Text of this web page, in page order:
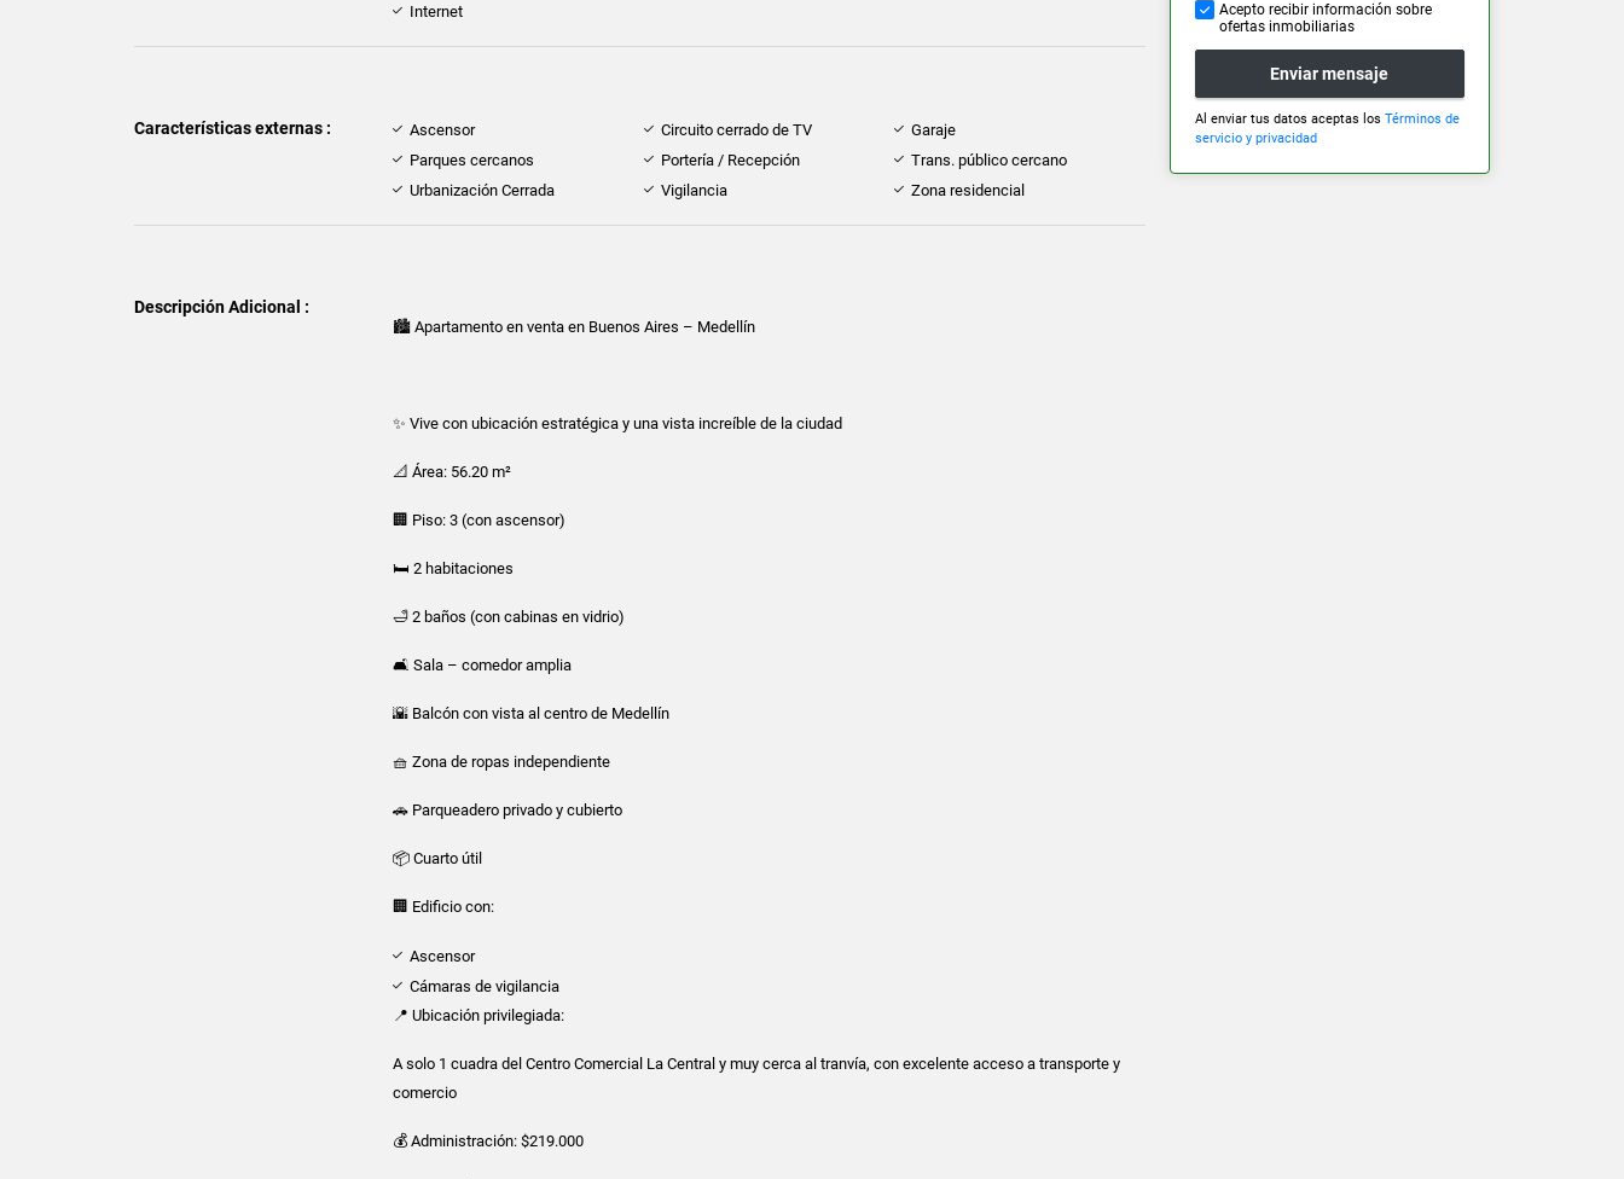
Internet
Características externas : Ascensor Circuito cerrado de TV
Garaje
Parques cercanos
Portería / Recepción
Trans. público cercano
Urbanización Cerrada
Vigilancia Zona residencial
Descripción Adicional :
🏙️ Apartamento en venta en Buenos Aires – Medellín
✨ Vive con ubicación estratégica y una vista increíble de la ciudad
📐 Área: 56.20 m²
🏢 Piso: 3 (con ascensor)
🛏️ 2 habitaciones
🛁 2 baños (con cabinas en vidrio)
🛋️ Sala – comedor amplia
🌇 Balcón con vista al centro de Medellín
🧺 Zona de ropas independiente
🚗 Parqueadero privado y cubierto
📦 Cuarto útil
🏢 Edificio con:
Ascensor
Cámaras de vigilancia
📍 Ubicación privilegiada:
A solo 1 cuadra del Centro Comercial La Central y muy cerca al tranvía, con excelente acceso a transporte y
comercio
💰 Administración: $219.000
Acepto recibir información sobre
ofertas inmobiliarias
Enviar mensaje
Al enviar tus datos aceptas los Términos de
servicio y privacidad